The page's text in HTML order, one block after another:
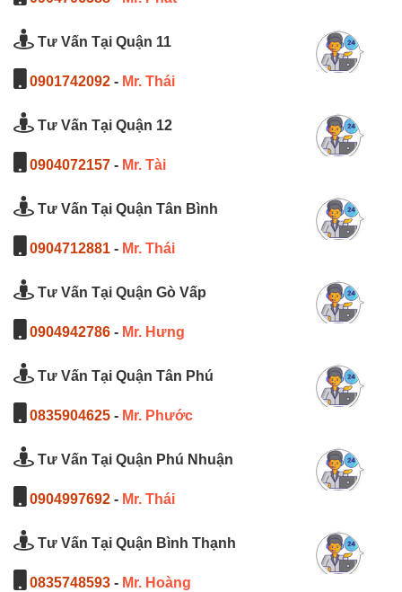
Tư Vấn Tại Quận 11
0901742092 - Mr. Thái
Tư Vấn Tại Quận 12
0904072157 - Mr. Tài
Tư Vấn Tại Quận Tân Bình
0904712881 - Mr. Thái
Tư Vấn Tại Quận Gò Vấp
0904942786 - Mr. Hưng
Tư Vấn Tại Quận Tân Phú
0835904625 - Mr. Phước
Tư Vấn Tại Quận Phú Nhuận
0904997692 - Mr. Thái
Tư Vấn Tại Quận Bình Thạnh
0835748593 - Mr. Hoàng